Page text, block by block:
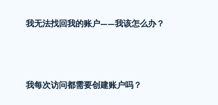
我无法找回我的账户——我该怎么办？
我每次访问都需要创建账户吗？